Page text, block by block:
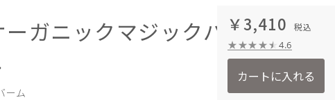
ーガニックマジックバーム
ーム
￥3,410
4.6
カートに入れる